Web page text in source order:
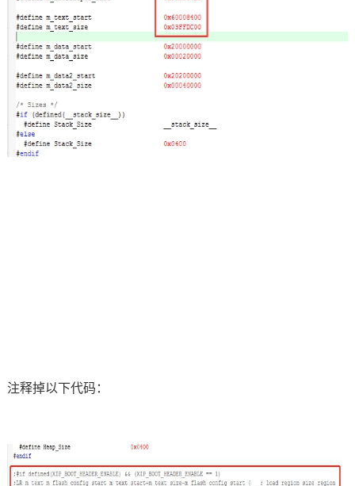
注释掉以下代码：